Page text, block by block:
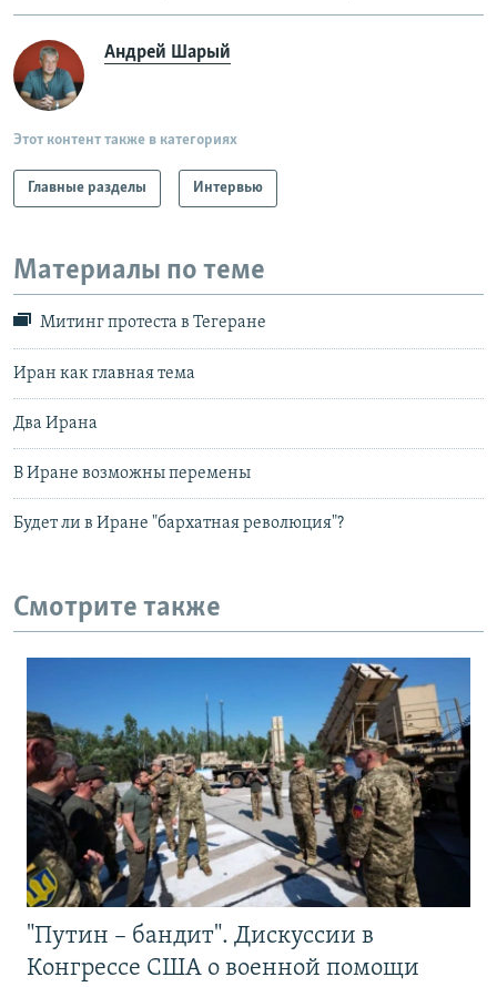
Андрей Шарый
Этот контент также в категориях
Главные разделы Интервью
Материалы по теме
Митинг протеста в Тегеране
Иран как главная тема
Два Ирана
В Иране возможны перемены
Будет ли в Иране "бархатная революция"?
Смотрите также
"Путин – бандит". Дискуссии в
Конгрессе США о военной помощи